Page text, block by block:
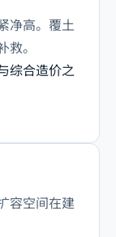
净高。覆土
。
综合造价之
容空间在建